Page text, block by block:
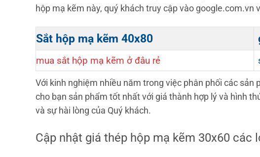
hộp mạ kẽm này, quý khách truy cập vào google.com.vn
Sắt hộp mạ kẽm 40x80
mua sắt hộp mạ kẽm ở đâu rẻ
Với kinh nghiệm nhiều năm trong việc phân phối các
cho bạn sản phẩm tốt nhất với giá thành hợp lý và hình
và sự hài lòng của Quý khách.
Cập nhật giá thép hộp mạ kẽm 30x60 các